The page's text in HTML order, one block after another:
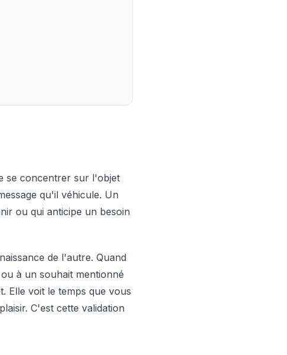
se concentrer sur l'objet
qu'il véhicule. Un
ou qui anticipe un besoin
de l'autre. Quand
à un souhait mentionné
Elle voit le temps que vous
C'est cette validation